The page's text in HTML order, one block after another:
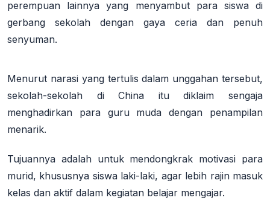
perempuan lainnya yang menyambut para siswa di
gerbang sekolah dengan gaya ceria dan penuh
senyuman.
Menurut narasi yang tertulis dalam unggahan tersebut,
sekolah-sekolah di China itu diklaim sengaja
menghadirkan para guru muda dengan penampilan
menarik.
Tujuannya adalah untuk mendongkrak motivasi para
murid, khususnya siswa laki-laki, agar lebih rajin masuk
kelas dan aktif dalam kegiatan belajar mengajar.